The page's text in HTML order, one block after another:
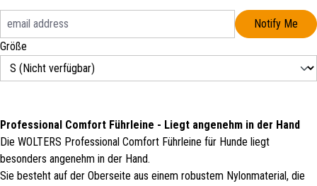
Notify Me
Größe
Professional Comfort Führleine - Liegt angenehm in der Hand
Die WOLTERS Professional Comfort Führleine für Hunde liegt
besonders angenehm in der Hand.
Sie besteht auf der Oberseite aus einem robustem Nylonmaterial, die